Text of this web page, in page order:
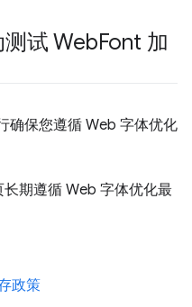
试 WebFont 加
确保您遵循 Web 字体优化
期遵循 Web 字体优化最
政策